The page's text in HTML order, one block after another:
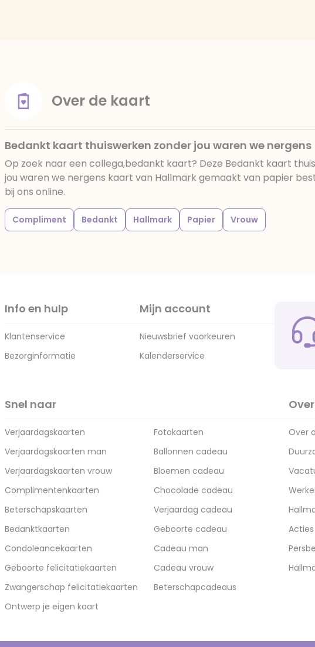
Over de kaart
Bedankt kaart thuiswerken zonder jou waren we nergens
Op zoek naar een collega,bedankt kaart? Deze Bedankt kaart
jou waren we nergens kaart van Hallmark gemaakt van papier
bij ons online.
Compliment Bedankt Hallmark Papier Vrouw
Info en hulp
Klantenservice
Bezorginformatie
Mijn account
Nieuwsbrief voorkeuren
Kalenderservice
Snel naar
Verjaardagskaarten
Verjaardagskaarten man
Verjaardagskaarten vrouw
Complimentenkaarten
Beterschapskaarten
Bedanktkaarten
Condoleancekaarten
Geboorte felicitatiekaarten
Zwangerschap felicitatiekaarten
Ontwerp je eigen kaart
Fotokaarten
Ballonnen cadeau
Bloemen cadeau
Chocolade cadeau
Verjaardag cadeau
Geboorte cadeau
Cadeau man
Cadeau vrouw
Beterschapcadeaus
Over
Acties